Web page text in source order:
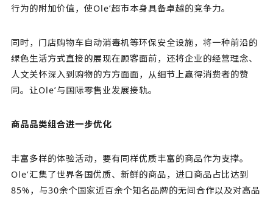
行为的附加价值，使Ole’超市本身具备卓越的竞争力。
同时，门店购物车自动消毒机等环保安全设施，将一种前沿的
绿色生活方式直接的展现在顾客面前，还将企业的经营理念、
人文关怀深入到购物的方方面面，从细节上赢得消费者的赞
同。让Ole’与国际零售业发展接轨。
商品品类组合进一步优化
丰富多样的体验活动，要有同样优质丰富的商品作为支撑。
Ole’汇集了世界各国优质、新鲜的商品，进口商品占比达到
85%，与30余个国家近百余个知名品牌的无间合作以及对高品